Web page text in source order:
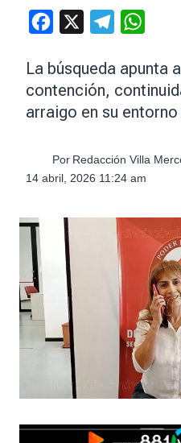
Facebook Telegram
La búsqueda apunta
contención,
arraigo en su
Por Redacción Villa
14 abril, 2026 11:24 am